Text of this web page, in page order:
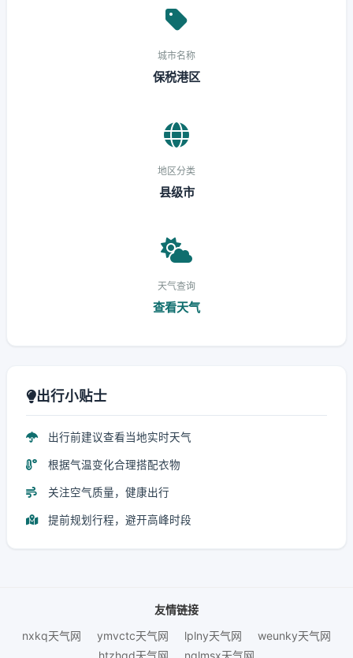
城市名称
保税港区
地区分类
县级市
天气查询
查看天气
出行小贴士
出行前建议查看当地实时天气
根据气温变化合理搭配衣物
关注空气质量，健康出行
提前规划行程，避开高峰时段
友情链接
nxkq天气网
ymvctc天气网 lplny天气网
weunky天气网
htzhqd天气网
nqlmsx天气网